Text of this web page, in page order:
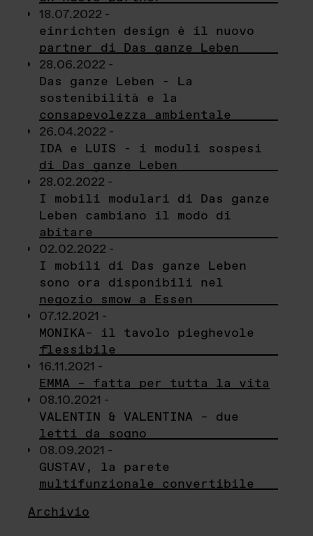
18.07.2022 -
einrichten design è il nuovo
partner di Das ganze Leben
28.06.2022 -
Das ganze Leben - La
sostenibilità e la
consapevolezza ambientale
26.04.2022 -
IDA e LUIS - i moduli sospesi
di Das ganze Leben
28.02.2022 -
I mobili modulari di Das ganze
Leben cambiano il modo di
abitare
02.02.2022 -
I mobili di Das ganze Leben
sono ora disponibili nel
negozio smow a Essen
07.12.2021 -
MONIKA– il tavolo pieghevole
flessibile
16.11.2021 -
EMMA – fatta per tutta la vita
08.10.2021 -
VALENTIN & VALENTINA – due
letti da sogno
08.09.2021 -
GUSTAV, la parete
multifunzionale convertibile
Archivio